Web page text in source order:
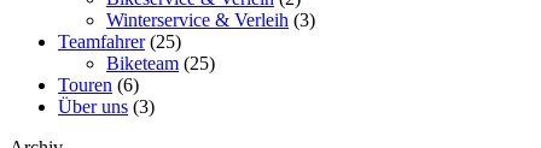
Winterservice & Verleih (3)
Teamfahrer(25)
Biketeam (25)
Touren (6)
Über uns (3)